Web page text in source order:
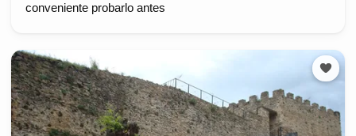
conveniente probarlo antes